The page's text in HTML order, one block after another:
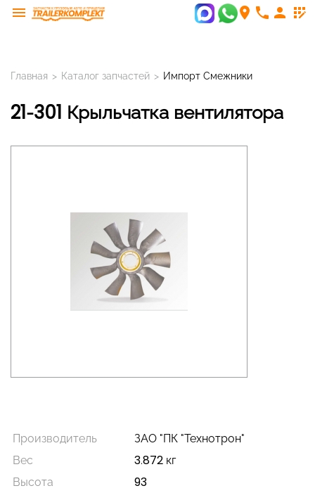
menu room phone person app_registration
Главная > Каталог запчастей > Импорт Смежники
21-301 Крыльчатка вентилятора
Производитель
ЗАО "ПК "Технотрон"
Вес
3.872 кг
Высота
93